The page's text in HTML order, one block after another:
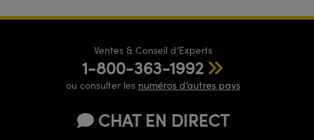
Ventes & Conseil d’Experts
1-800-363-1992
ou consulter les numéros d’autres pays
CHAT EN DIRECT